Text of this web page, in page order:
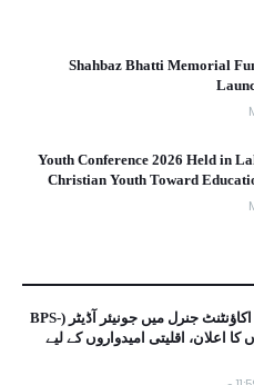
Shahbaz Bhatti Memorial
Youth Conference 2026 Held in
Christian Youth Toward
آفس آف دی ملٹری اکاؤنٹنٹ جنرل میں جونیئر آڈیٹر (BPS-
آسامیوں کا اعلان، اقلیتی امیدواروں کے لیے